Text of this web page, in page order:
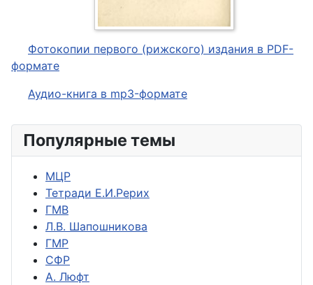
Фотокопии первого (рижского) издания в PDF-
формате
Аудио-книга в mp3-формате
Популярные темы
МЦР
Тетради Е.И.Рерих
ГМВ
Л.В. Шапошникова
ГМР
СФР
А. Люфт